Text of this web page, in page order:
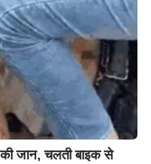
की जान, चलती बाइक से